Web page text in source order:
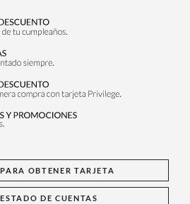
OBTENER TARJETA
DE CUENTAS